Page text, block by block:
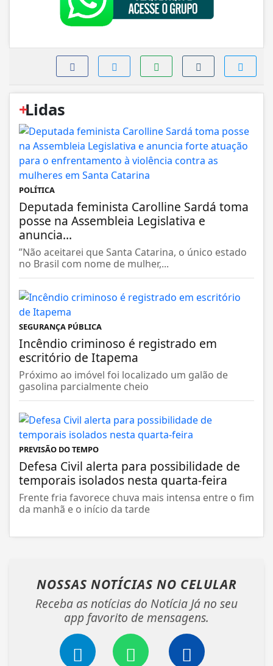
+
Lidas
POLÍTICA
Deputada feminista Carolline Sardá toma
posse na Assembleia Legislativa e
anuncia...
”Não aceitarei que Santa Catarina, o único estado
no Brasil com nome de mulher,...
SEGURANÇA PÚBLICA
Incêndio criminoso é registrado em
escritório de Itapema
Próximo ao imóvel foi localizado um galão de
gasolina parcialmente cheio
PREVISÃO DO TEMPO
Defesa Civil alerta para possibilidade de
temporais isolados nesta quarta-feira
Frente fria favorece chuva mais intensa entre o fim
da manhã e o início da tarde
NOSSAS NOTÍCIAS NO CELULAR
Receba as notícias do Notícia Já no seu
app favorito de mensagens.